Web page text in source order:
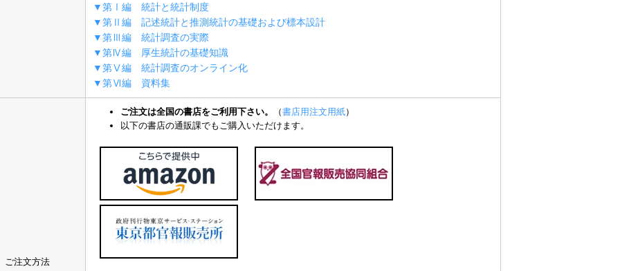
▼第Ⅰ編 統計と統計制度
▼第Ⅱ編 記述統計と推測統計の基礎および標本設計
▼第Ⅲ編 統計調査の実際
▼第Ⅳ編 厚生統計の基礎知識
▼第Ⅴ編 統計調査のオンライン化
▼第Ⅵ編 資料集
ご注文方法
ご注文は全国の書店をご利用下さい。 （書店用注文用紙）
以下の書店の通販課でもご購入いただけます。